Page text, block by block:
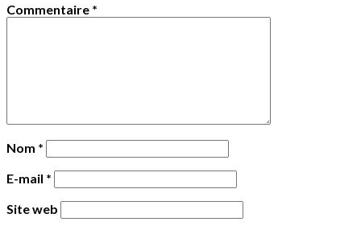
Commentaire *
Nom *
E-mail *
Site web